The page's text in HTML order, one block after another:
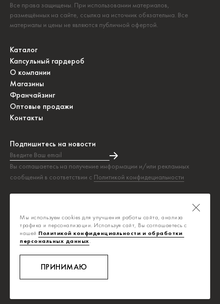
Все права защищены. При использовании материалов,
размещённых на сайте, ссылка на источник обязательна. Все
материалы и цены не являются публичной офертой.
Каталог
Капсульный гардероб
О компании
Магазины
Франчайзинг
Оптовые продажи
Контакты
Подпишитесь на новости
Введите Ваш email
Вы соглашаетесь на получение информации и/или рекламных
сообщений в соответствии с Политикой конфидециальности
Подписка на новости прошла успешно!
Политика конфиденциальности
Публичная оферта
8-800-700-0392
Ежедневно, с 8:00 до 20:00
Звонок бесплатный
Мы используем cookies для улучшения работы сайта, анализа
трафика и персонализации. Используя сайт, Вы соглашаетесь с
нашей Политикой конфиденциальности и обработки
персональных данных.
ПРИНИМАЮ